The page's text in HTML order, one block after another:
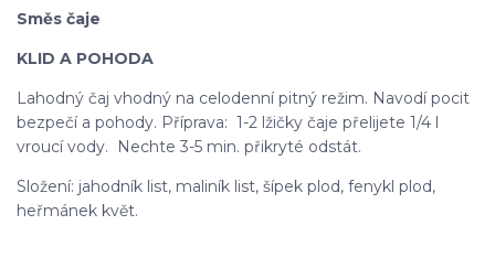
Směs čaje
KLID A POHODA
Lahodný čaj vhodný na celodenní pitný režim. Navodí pocit
bezpečí a pohody. Příprava: 1-2 lžičky čaje přelijete 1/4 l
vroucí vody. Nechte 3-5 min. přikryté odstát.
Složení: jahodník list, maliník list, šípek plod, fenykl plod,
heřmánek květ.